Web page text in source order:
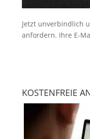
Jetzt unverbindlich
anfordern. Ihre E-
KOSTENFREIE